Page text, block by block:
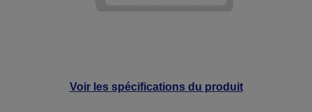
Voir les spécifications du produit